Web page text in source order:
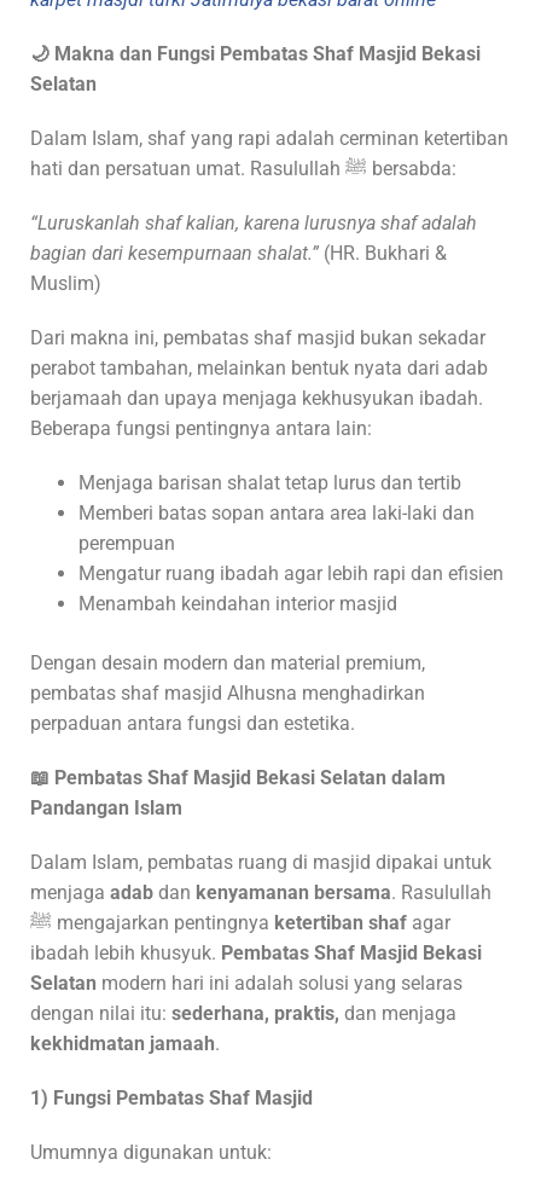
🌙 Makna dan Fungsi Pembatas Shaf Masjid Bekasi
Selatan
Dalam Islam, shaf yang rapi adalah cerminan ketertiban
hati dan persatuan umat. Rasulullah ﷺ bersabda:
“Luruskanlah shaf kalian, karena lurusnya shaf adalah
bagian dari kesempurnaan shalat.” (HR. Bukhari &
Muslim)
Dari makna ini, pembatas shaf masjid bukan sekadar
perabot tambahan, melainkan bentuk nyata dari adab
berjamaah dan upaya menjaga kekhusyukan ibadah.
Beberapa fungsi pentingnya antara lain:
Menjaga barisan shalat tetap lurus dan tertib
Memberi batas sopan antara area laki-laki dan
perempuan
Mengatur ruang ibadah agar lebih rapi dan efisien
Menambah keindahan interior masjid
Dengan desain modern dan material premium,
pembatas shaf masjid Alhusna menghadirkan
perpaduan antara fungsi dan estetika.
📖 Pembatas Shaf Masjid Bekasi Selatan dalam
Pandangan Islam
Dalam Islam, pembatas ruang di masjid dipakai untuk
menjaga adab dan kenyamanan bersama. Rasulullah
ﷺ mengajarkan pentingnya ketertiban shaf agar
ibadah lebih khusyuk. Pembatas Shaf Masjid Bekasi
Selatan modern hari ini adalah solusi yang selaras
dengan nilai itu: sederhana, praktis, dan menjaga
kekhidmatan jamaah.
1) Fungsi Pembatas Shaf Masjid
Umumnya digunakan untuk: